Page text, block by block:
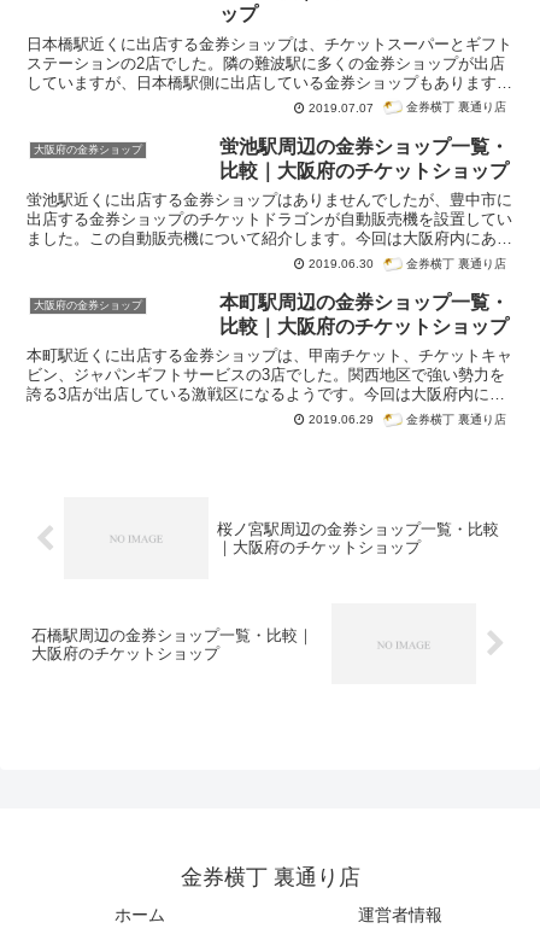
ップ
日本橋駅近くに出店する金券ショップは、チケットスーパーとギフト
ステーションの2店でした。隣の難波駅に多くの金券ショップが出店
していますが、日本橋駅側に出店している金券ショップもあります。
今回は大阪府内にある日本橋駅周辺の金券ショップ一覧・比較です。
た順番になっています。
2019.07.07 金券横丁 裏通り店
大阪府の金券ショップ
蛍池駅周辺の金券ショップ一覧・
比較｜大阪府のチケットショップ
蛍池駅近くに出店する金券ショップはありませんでしたが、豊中市に
出店する金券ショップのチケットドラゴンが自動販売機を設置してい
ました。この自動販売機について紹介します。今回は大阪府内にある
蛍池駅周辺の金券ショップ一覧・比較です。紹介はグーグル検索「蛍
池駅 金券ショップ」で検索順位が高かった順番になっています。
2019.06.30 金券横丁 裏通り店
大阪府の金券ショップ
本町駅周辺の金券ショップ一覧・
比較｜大阪府のチケットショップ
本町駅近くに出店する金券ショップは、甲南チケット、チケットキャ
ビン、ジャパンギフトサービスの3店でした。関西地区で強い勢力を
誇る3店が出店している激戦区になるようです。今回は大阪府内にあ
る本町駅周辺の金券ショップ一覧・比較です。紹介はグーグル検索
「本町駅 金券ショップ」で検索順位が高かった順番になっていま
2019.06.29 金券横丁 裏通り店
桜ノ宮駅周辺の金券ショップ一覧・比較
｜大阪府のチケットショップ
石橋駅周辺の金券ショップ一覧・比較｜
大阪府のチケットショップ
金券横丁 裏通り店
ホーム 運営者情報